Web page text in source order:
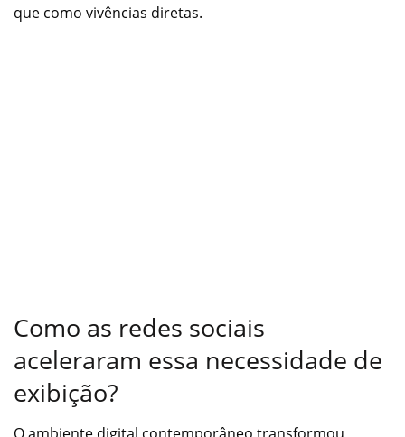
que como vivências diretas.
Como as redes sociais
aceleraram essa necessidade de
exibição?